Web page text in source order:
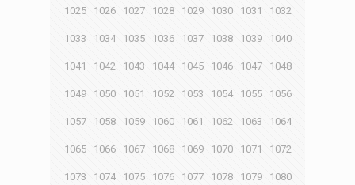
1025 1026 1027 1028 1029 1030 1031 1032
1033 1034 1035 1036 1037 1038 1039 1040
1041 1042 1043 1044 1045 1046 1047 1048
1049 1050 1051 1052 1053 1054 1055 1056
1057 1058 1059 1060 1061 1062 1063 1064
1065 1066 1067 1068 1069 1070 1071 1072
1073 1074 1075 1076 1077 1078 1079 1080